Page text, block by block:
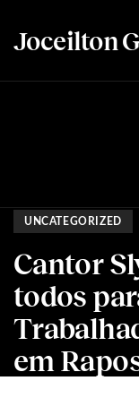
Joceilton
UNCATEGORIZED
Cantor
todos
em